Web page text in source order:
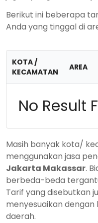
Berikut ini beberapa
Anda yang tinggal di
KOTA /
KECAMATAN
AREA
No Result
Masih banyak kota/
menggunakan jasa
Jakarta Makassar.
berbeda-beda
Tarif yang disebutkan
menyesuaikan
daerah.